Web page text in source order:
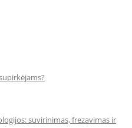
suvirinimas, frezavimas ir